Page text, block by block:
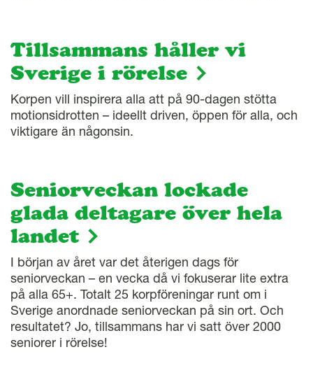
Tillsammans håller vi
Sverige i rörelse
Korpen vill inspirera alla att på 90-dagen stötta
motionsidrotten – ideellt driven, öppen för alla, och
viktigare än någonsin.
Seniorveckan lockade
glada deltagare över hela
landet
I början av året var det återigen dags för
seniorveckan – en vecka då vi fokuserar lite extra
på alla 65+. Totalt 25 korpföreningar runt om i
Sverige anordnade seniorveckan på sin ort. Och
resultatet? Jo, tillsammans har vi satt över 2000
seniorer i rörelse!